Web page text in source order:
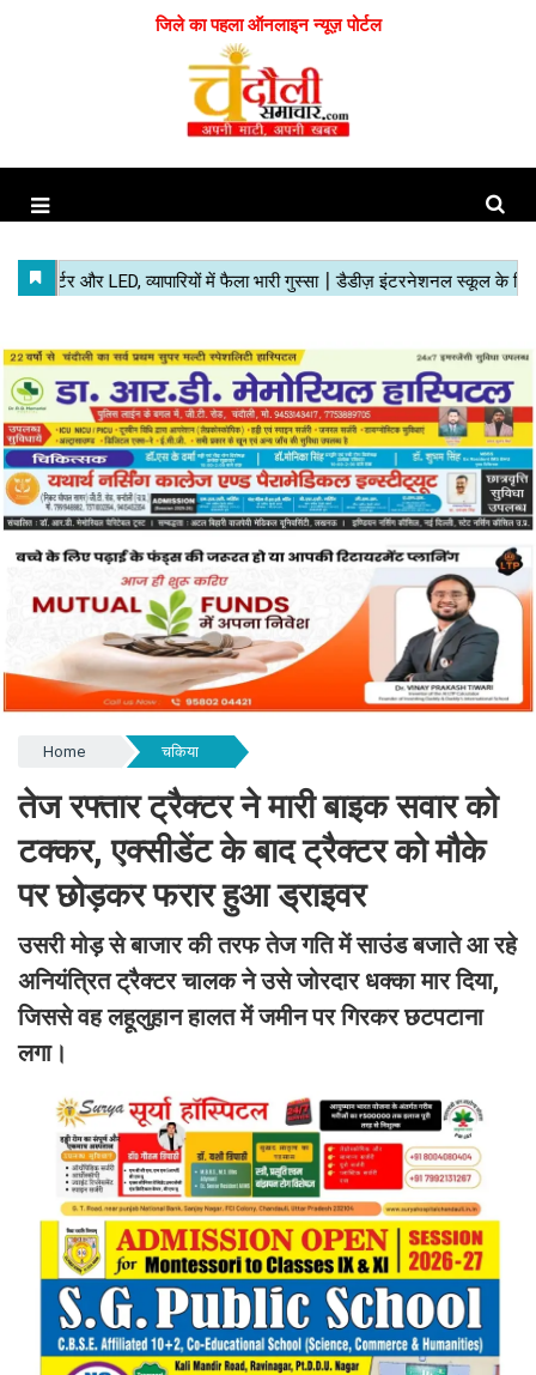
जिले का पहला ऑनलाइन न्यूज़ पोर्टल
Home चकिया
तेज रफ्तार ट्रैक्टर ने मारी बाइक सवार को
टक्कर, एक्सीडेंट के बाद ट्रैक्टर को मौके
पर छोड़कर फरार हुआ ड्राइवर
उसरी मोड़ से बाजार की तरफ तेज गति में साउंड बजाते आ रहे
अनियंत्रित ट्रैक्टर चालक ने उसे जोरदार धक्का मार दिया,
जिससे वह लहूलुहान हालत में जमीन पर गिरकर छटपटाना
लगा।